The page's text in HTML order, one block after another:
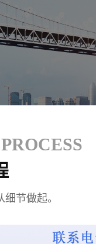
节做起。